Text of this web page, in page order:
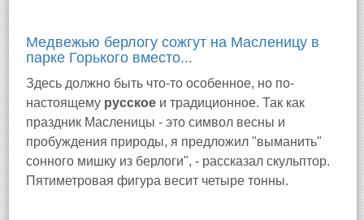
Медвежью берлогу сожгут на Масленицу в
парке Горького вместо...
Здесь должно быть что-то особенное, но по-
настоящему русское и традиционное. Так как
праздник Масленицы - это символ весны и
пробуждения природы, я предложил "выманить"
сонного мишку из берлоги", - рассказал скульптор.
Пятиметровая фигура весит четыре тонны.